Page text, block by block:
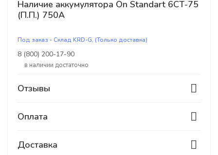
Наличие аккумулятора On Standart 6СТ-75
(П.П.) 750А
Под заказ - Склад KRD-G, (Только доставка)
8 (800) 200-17-90
В наличии достаточно
Отзывы
Оплата
Доставка